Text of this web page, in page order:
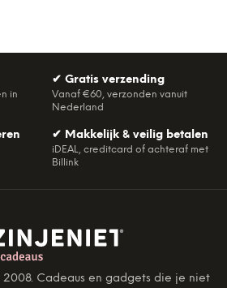
in
✔ Gratis verzending
Vanaf €60, verzonden vanuit
Nederland
✔ Makkelijk & veilig betalen
iDEAL, creditcard of achteraf met
Billink
2008. Cadeaus en gadgets die je niet